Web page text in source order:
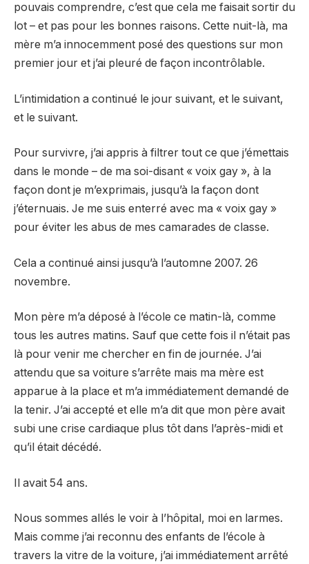
pouvais comprendre, c’est que cela me faisait sortir du
lot – et pas pour les bonnes raisons. Cette nuit-là, ma
mère m’a innocemment posé des questions sur mon
premier jour et j’ai pleuré de façon incontrôlable.
L’intimidation a continué le jour suivant, et le suivant,
et le suivant.
Pour survivre, j’ai appris à filtrer tout ce que j’émettais
dans le monde – de ma soi-disant « voix gay », à la
façon dont je m’exprimais, jusqu’à la façon dont
j’éternuais. Je me suis enterré avec ma « voix gay »
pour éviter les abus de mes camarades de classe.
Cela a continué ainsi jusqu’à l’automne 2007. 26
novembre.
Mon père m’a déposé à l’école ce matin-là, comme
tous les autres matins. Sauf que cette fois il n’était pas
là pour venir me chercher en fin de journée. J’ai
attendu que sa voiture s’arrête mais ma mère est
apparue à la place et m’a immédiatement demandé de
la tenir. J’ai accepté et elle m’a dit que mon père avait
subi une crise cardiaque plus tôt dans l’après-midi et
qu’il était décédé.
Il avait 54 ans.
Nous sommes allés le voir à l’hôpital, moi en larmes.
Mais comme j’ai reconnu des enfants de l’école à
travers la vitre de la voiture, j’ai immédiatement arrêté